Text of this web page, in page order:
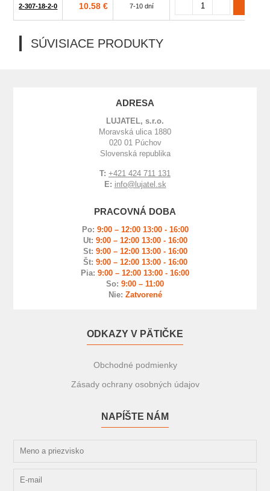
2-307-18-2-0 10.58 € 7-10 dní
SÚVISIACE PRODUKTY
ADRESA
LUJATEL, s.r.o.
Moravská ulica 1880
020 01 Púchov
Slovenská republika
T: +421 424 711 131
E: info@lujatel.sk
PRACOVNÁ DOBA
Po: 9:00 – 12:00 13:00 - 16:00
Ut: 9:00 – 12:00 13:00 - 16:00
St: 9:00 – 12:00 13:00 - 16:00
Št: 9:00 – 12:00 13:00 - 16:00
Pia: 9:00 – 12:00 13:00 - 16:00
So: 9:00 – 11:00
Nie: Zatvorené
ODKAZY V PÄTIČKE
Obchodné podmienky
Zásady ochrany osobných údajov
NAPÍŠTE NÁM